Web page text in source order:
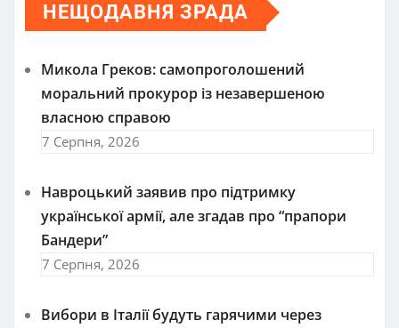
НЕЩОДАВНЯ ЗРАДА
Микола Греков: самопроголошений
моральний прокурор із незавершеною
власною справою
7 Серпня, 2026
Навроцький заявив про підтримку
української армії, але згадав про “прапори
Бандери”
7 Серпня, 2026
Вибори в Італії будуть гарячими через